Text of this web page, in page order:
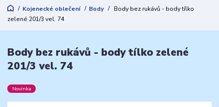
Kojenecké oblečení Body
Body bez rukávů - body tílko
zelené 201/3 vel. 74
Body bez rukávů - body tílko zelené
201/3 vel. 74
Novinka